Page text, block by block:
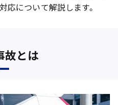
応について解説します。
故とは